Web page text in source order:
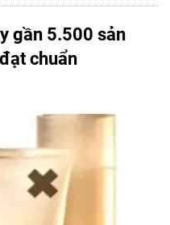
gần 5.500 sản
chuẩn